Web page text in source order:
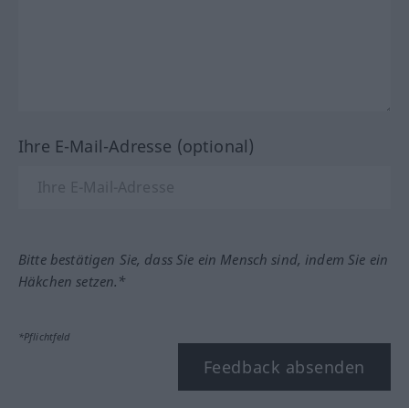
Ihre E-Mail-Adresse (optional)
Bitte bestätigen Sie, dass Sie ein Mensch sind, indem Sie ein
Häkchen setzen.*
*Pflichtfeld
Feedback absenden